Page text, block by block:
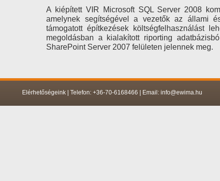
A kiépített VIR Microsoft SQL Server 2008
amelynek segítségével a vezetők az állami
támogatott építkezések költségfelhasználást
megoldásban a kialakított riporting
SharePoint Server 2007 felületen jelennek meg.
Elérhetőségeink | Telefon: +36-70-6168466 | Email: info@ewima.hu